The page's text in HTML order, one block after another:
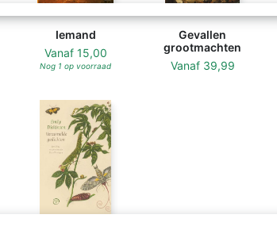
Iemand
Vanaf 15,00
Nog 1 op voorraad
Gevallen
grootmachten
Vanaf 39,99